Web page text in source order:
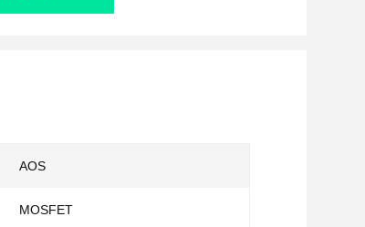
AOS
MOSFET